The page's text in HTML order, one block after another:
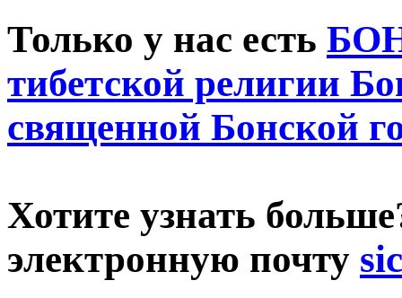
Только у нас есть
тибетской религии
священной Бонской
Хотите узнать
электронную почту